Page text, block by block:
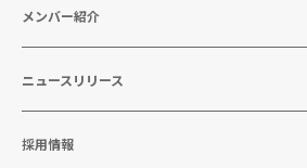
メンバー紹介
ニュースリリース
採用情報